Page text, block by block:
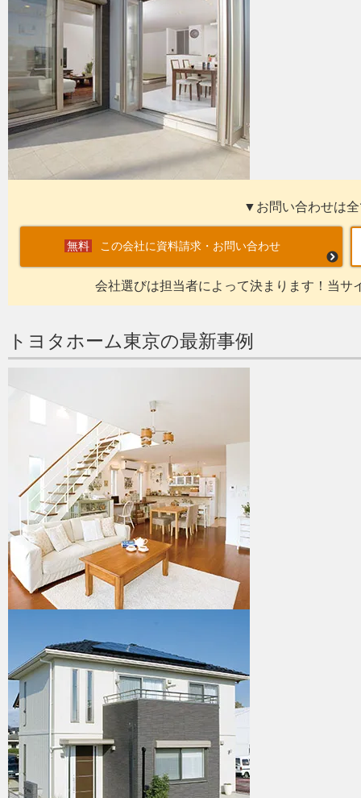
▼お問い合わせは
この会社に資料請求・お問い合わせ
会社選びは担当者によって決まります！当サ
トヨタホーム東京の最新事例